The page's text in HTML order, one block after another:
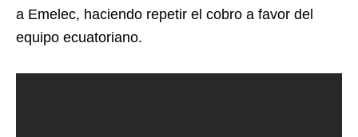
a Emelec, haciendo repetir el cobro a favor del
equipo ecuatoriano.